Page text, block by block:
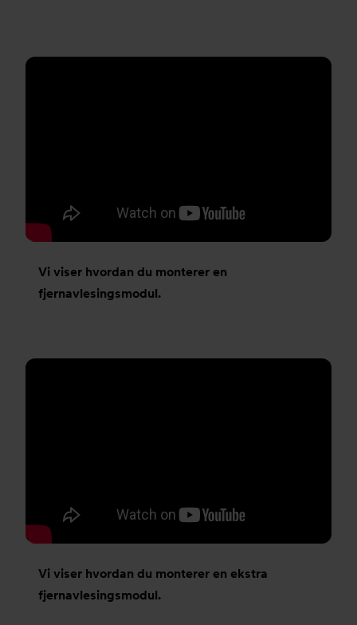
Vi viser hvordan du monterer en
fjernavlesingsmodul.
Vi viser hvordan du monterer en ekstra
fjernavlesingsmodul.